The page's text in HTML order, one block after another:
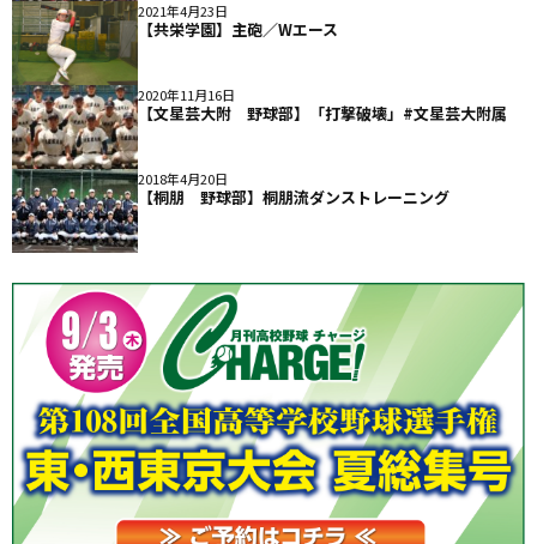
2021年4月23日
【共栄学園】主砲／Wエース
2020年11月16日
【文星芸大附 野球部】「打撃破壊」#文星芸大附属
2018年4月20日
【桐朋 野球部】桐朋流ダンストレーニング